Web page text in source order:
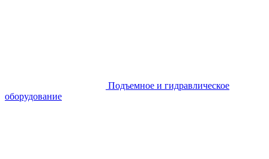
Подъемное и гидравлическое
оборудование